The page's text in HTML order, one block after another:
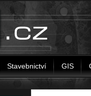
Stavebnictví GIS